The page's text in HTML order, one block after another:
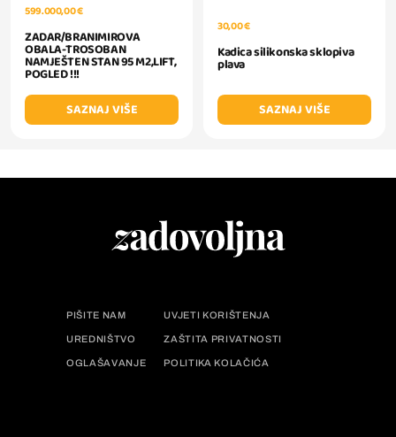
599.000,00 €
ZADAR/BRANIMIROVA
OBALA-TROSOBAN
NAMJEŠTEN STAN 95 M2,LIFT,
POGLED !!!
SAZNAJ VIŠE
30,00 €
Kadica silikonska sklopiva
plava
SAZNAJ VIŠE
PIŠITE NAM UVJETI KORIŠTENJA
UREDNIŠTVO ZAŠTITA PRIVATNOSTI
OGLAŠAVANJE POLITIKA KOLAČIĆA